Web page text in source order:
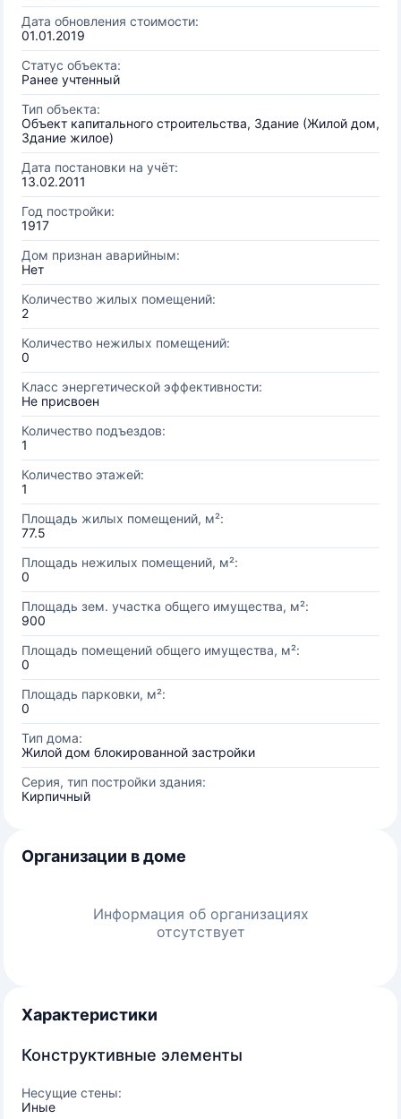
Дата обновления стоимости:
01.01.2019
Статус объекта:
Ранее учтенный
Тип объекта:
Объект капитального строительства, Здание (Жилой дом,
Здание жилое)
Дата постановки на учёт:
13.02.2011
Год постройки:
1917
Дом признан аварийным:
Нет
Количество жилых помещений:
2
Количество нежилых помещений:
0
Класс энергетической эффективности:
Не присвоен
Количество подъездов:
1
Количество этажей:
1
Площадь жилых помещений, м²:
77.5
Площадь нежилых помещений, м²:
0
Площадь зем. участка общего имущества, м²:
900
Площадь помещений общего имущества, м²:
0
Площадь парковки, м²:
0
Тип дома:
Жилой дом блокированной застройки
Серия, тип постройки здания:
Кирпичный
Организации в доме
Информация об организациях
отсутствует
Характеристики
Конструктивные элементы
Несущие стены:
Иные